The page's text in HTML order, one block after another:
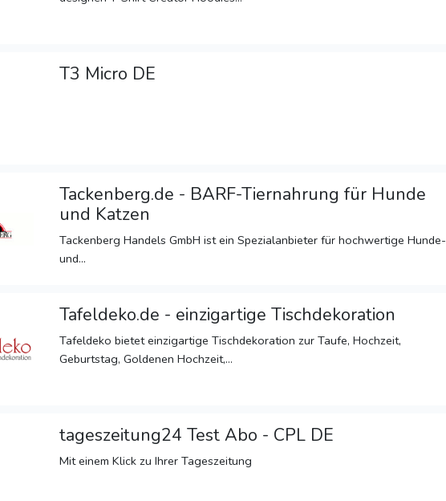
T3 Micro DE
Tackenberg.de - BARF-Tiernahrung für Hunde
und Katzen
Tackenberg Handels GmbH ist ein Spezialanbieter für hochwertige Hunde-
und...
Tafeldeko.de - einzigartige Tischdekoration
Tafeldeko bietet einzigartige Tischdekoration zur Taufe, Hochzeit,
Geburtstag, Goldenen Hochzeit,...
tageszeitung24 Test Abo - CPL DE
Mit einem Klick zu Ihrer Tageszeitung